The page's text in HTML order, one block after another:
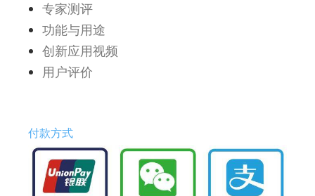
专家测评
功能与用途
创新应用视频
用户评价
付款方式